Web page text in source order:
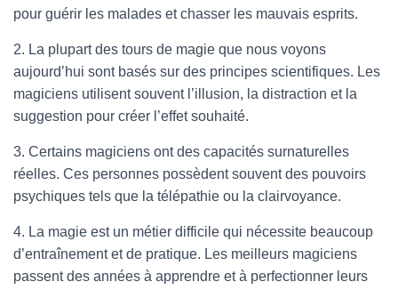
pour guérir les malades et chasser les mauvais esprits.
2. La plupart des tours de magie que nous voyons
aujourd’hui sont basés sur des principes scientifiques. Les
magiciens utilisent souvent l’illusion, la distraction et la
suggestion pour créer l’effet souhaité.
3. Certains magiciens ont des capacités surnaturelles
réelles. Ces personnes possèdent souvent des pouvoirs
psychiques tels que la télépathie ou la clairvoyance.
4. La magie est un métier difficile qui nécessite beaucoup
d’entraînement et de pratique. Les meilleurs magiciens
passent des années à apprendre et à perfectionner leurs